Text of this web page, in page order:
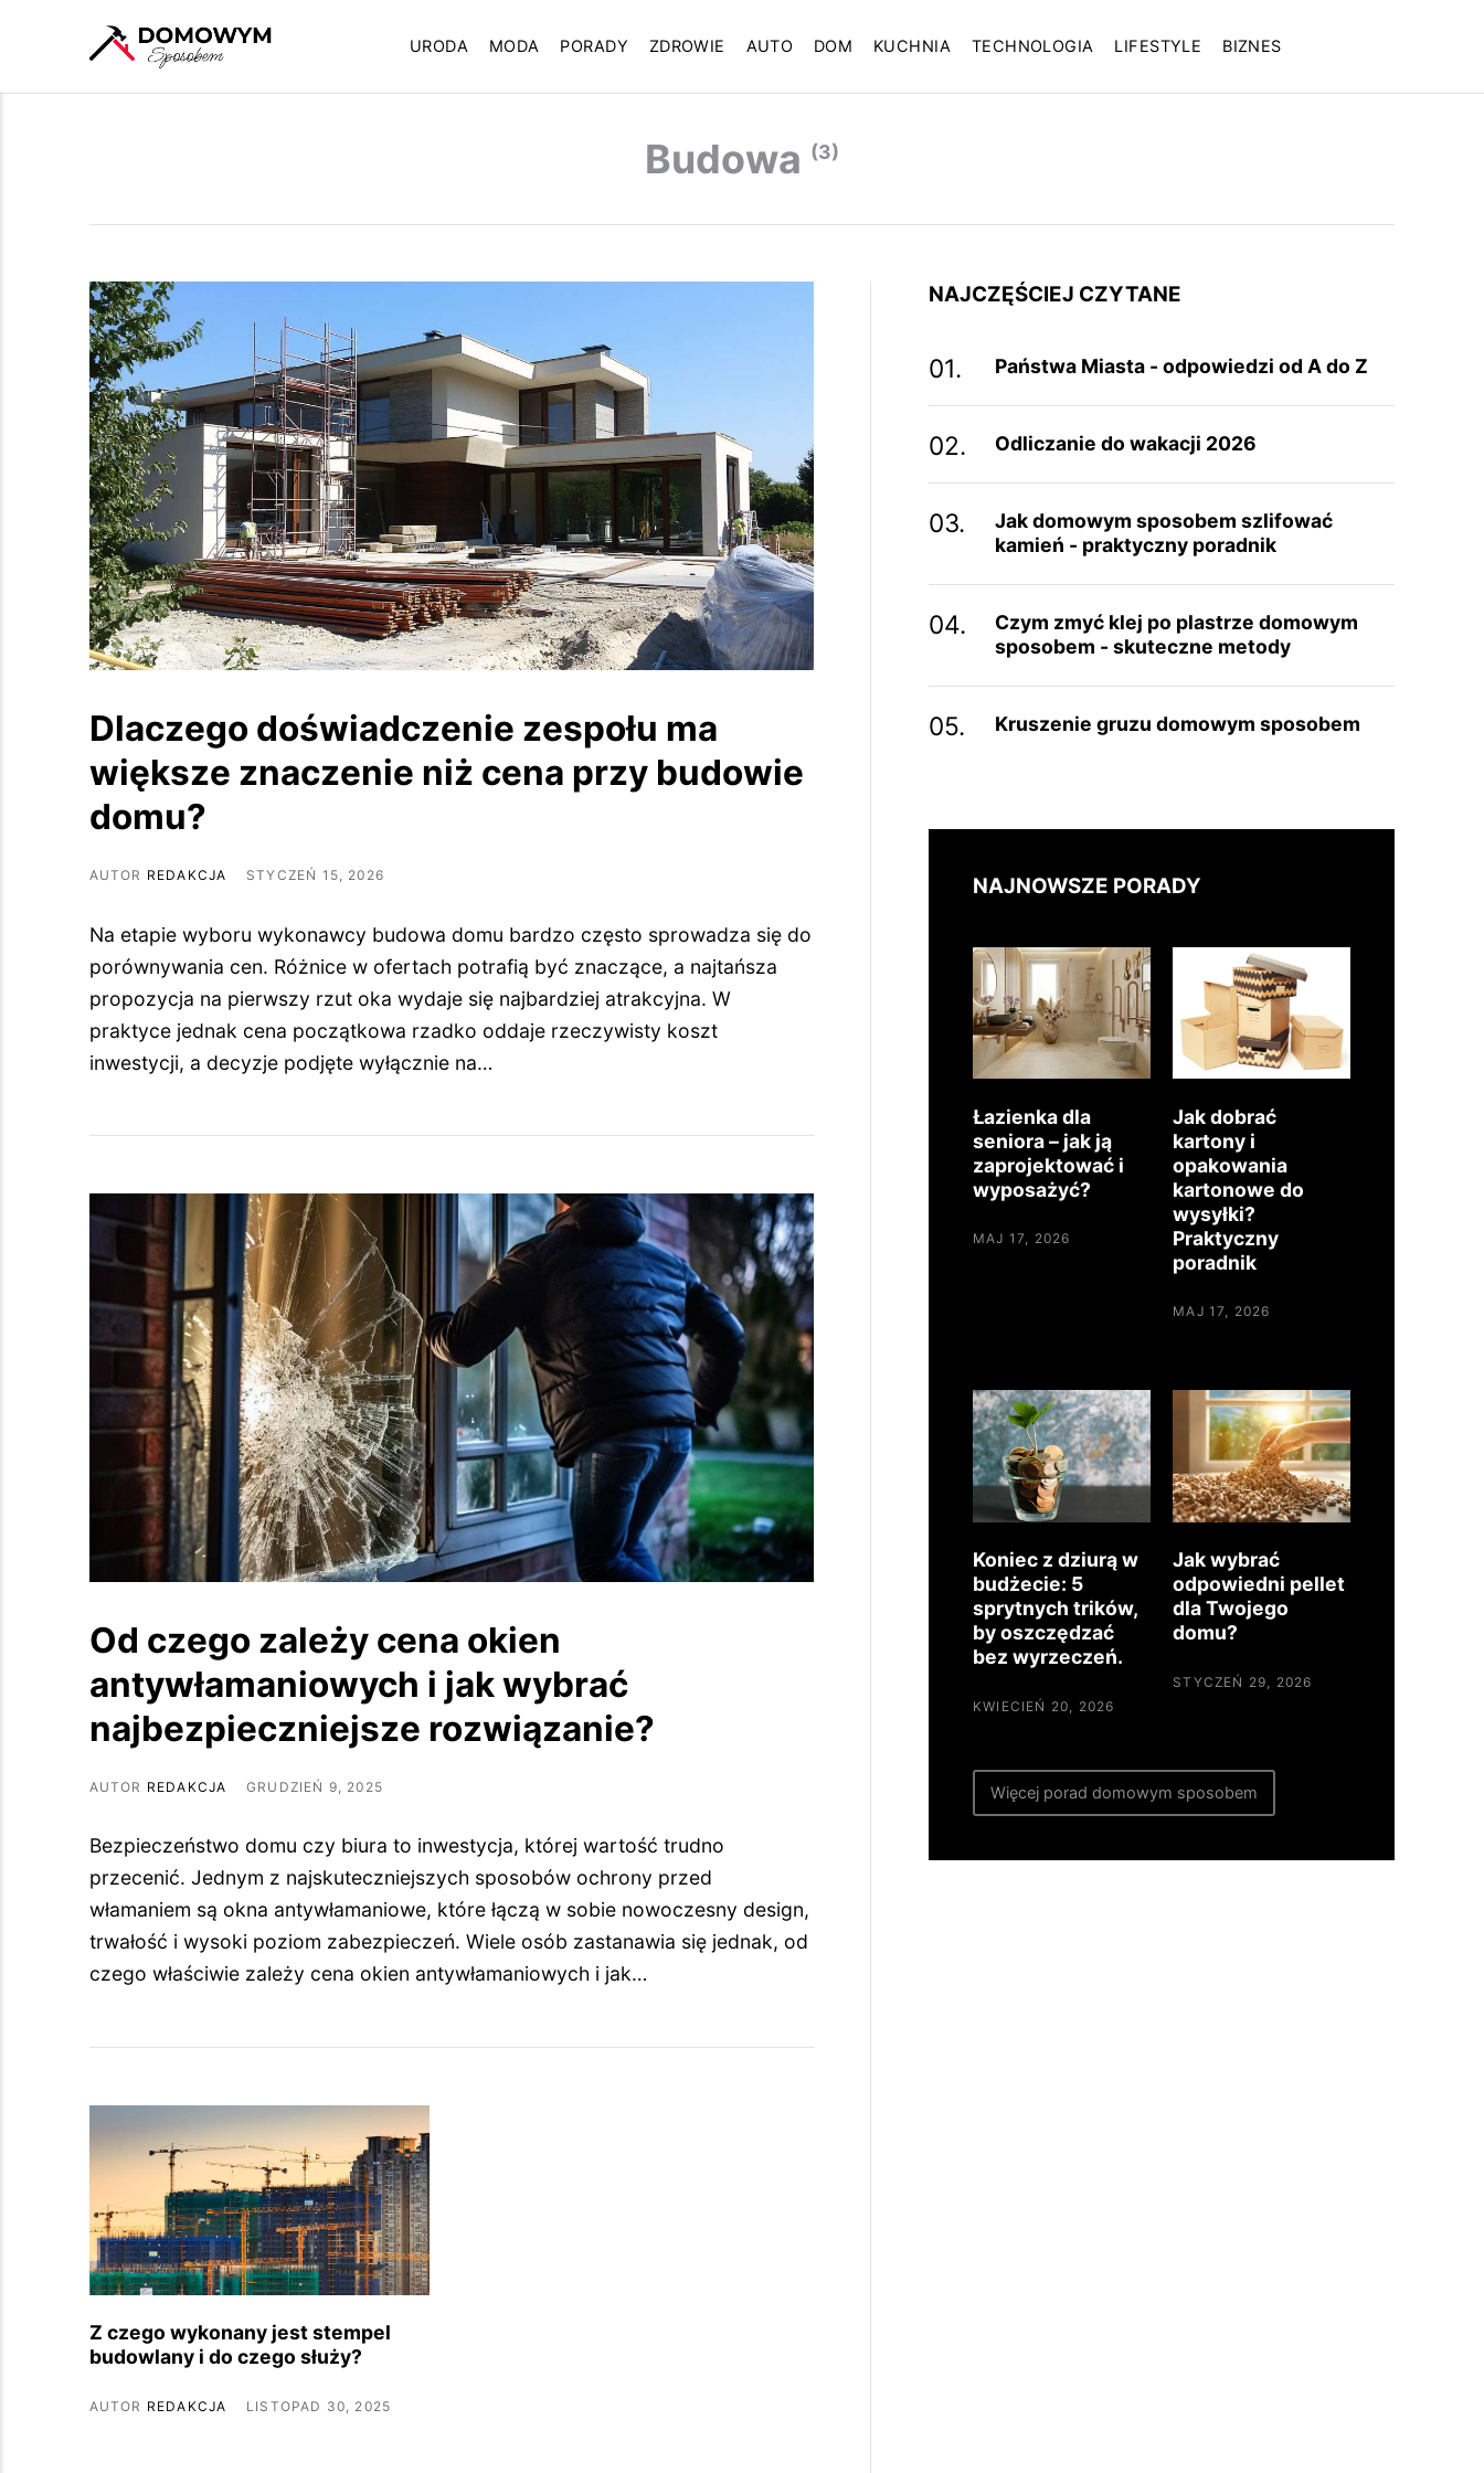
URODA MODA PORADY ZDROWIE AUTO DOM KUCHNIA TECHNOLOGIA LIFESTYLE BIZNES
Budowa (3)
Dlaczego doświadczenie zespołu ma
większe znaczenie niż cena przy budowie
domu?
AUTOR REDAKCJA STYCZEŃ 15, 2026
Na etapie wyboru wykonawcy budowa domu bardzo często sprowadza się do
porównywania cen. Różnice w ofertach potrafią być znaczące, a najtańsza
propozycja na pierwszy rzut oka wydaje się najbardziej atrakcyjna. W
praktyce jednak cena początkowa rzadko oddaje rzeczywisty koszt
inwestycji, a decyzje podjęte wyłącznie na…
Od czego zależy cena okien
antywłamaniowych i jak wybrać
najbezpieczniejsze rozwiązanie?
AUTOR REDAKCJA GRUDZIEŃ 9, 2025
Bezpieczeństwo domu czy biura to inwestycja, której wartość trudno
przecenić. Jednym z najskuteczniejszych sposobów ochrony przed
włamaniem są okna antywłamaniowe, które łączą w sobie nowoczesny design,
trwałość i wysoki poziom zabezpieczeń. Wiele osób zastanawia się jednak, od
czego właściwie zależy cena okien antywłamaniowych i jak…
Z czego wykonany jest stempel
budowlany i do czego służy?
AUTOR REDAKCJA LISTOPAD 30, 2025
NAJCZĘŚCIEJ CZYTANE
Państwa Miasta - odpowiedzi od A do Z
Odliczanie do wakacji 2026
Jak domowym sposobem szlifować
kamień - praktyczny poradnik
Czym zmyć klej po plastrze domowym
sposobem - skuteczne metody
Kruszenie gruzu domowym sposobem
NAJNOWSZE PORADY
Łazienka dla
seniora – jak ją
zaprojektować i
wyposażyć?
MAJ 17, 2026
Jak dobrać
kartony i
opakowania
kartonowe do
wysyłki?
Praktyczny
poradnik
MAJ 17, 2026
Koniec z dziurą w
budżecie: 5
sprytnych trików,
by oszczędzać
bez wyrzeczeń.
KWIECIEŃ 20, 2026
Jak wybrać
odpowiedni pellet
dla Twojego
domu?
STYCZEŃ 29, 2026
Więcej porad domowym sposobem